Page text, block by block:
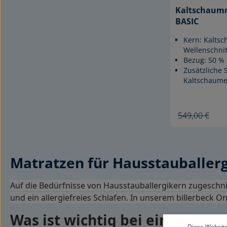
BASIC
Kern:
Bezug: 50
Zusätzliche
549,00 €
Matratzen für
Auf die Bedürfnisse von Hausstauballergikern
und ein allergiefreies Schlafen. In unserem billerbeck
Was ist wichtig bei einer